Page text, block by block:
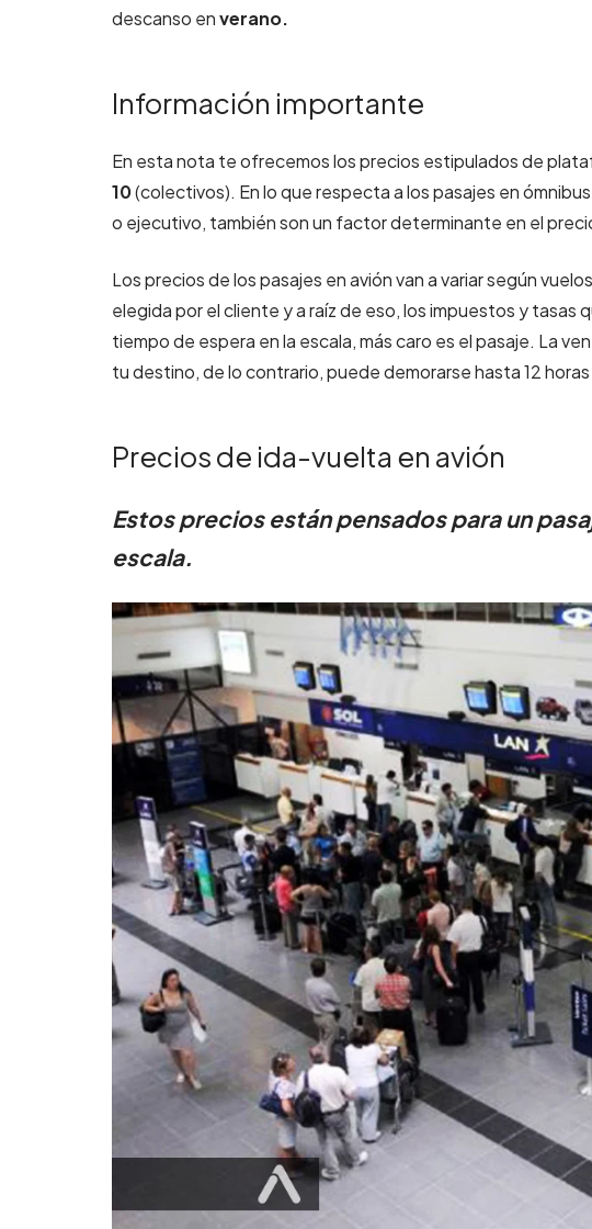
descanso enverano.
Información importante
En esta nota te ofrecemos los precios estipulados de
10(colectivos). En lo que respecta a los pasajes en
o ejecutivo, también son un factor determinante en el
Los precios de los pasajes en avión van a variar según
elegida por el cliente y a raíz de eso, los impuestos y tasas
tiempo de espera en la escala, más caro es el pasaje. La
tu destino, de lo contrario, puede demorarse hasta 12
Precios de ida-vuelta en avión
Estos precios están pensados para un
escala.